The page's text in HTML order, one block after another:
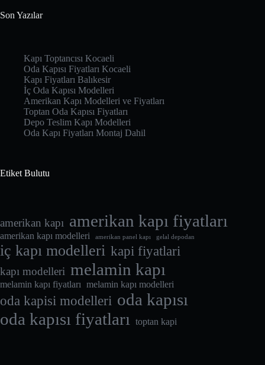
Son Yazılar
Kapı Toptancısı Kocaeli
Oda Kapısı Fiyatları Kocaeli
Kapı Fiyatları Balıkesir
İç Oda Kapısı Modelleri
Amerikan Kapı Modelleri ve Fiyatları
Toptan Oda Kapısı Fiyatları
Depo Teslim Kapı Modelleri
Oda Kapı Fiyatları Montaj Dahil
Etiket Bulutu
amerikan kapı amerikan kapı fiyatları
amerikan kapı modelleri amerikan panel kapı gelal depodan
iç kapı modelleri kapi fiyatlari
kapı modelleri melamin kapı
melamin kapı fiyatları melamin kapı modelleri
oda kapisi modelleri oda kapısı
oda kapısı fiyatları
toptan kapi